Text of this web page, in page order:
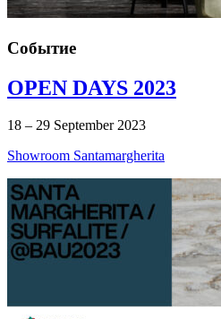
Событие
OPEN DAYS 2023
18 – 29 September 2023
Showroom Santamargherita